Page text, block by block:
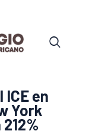
en
York